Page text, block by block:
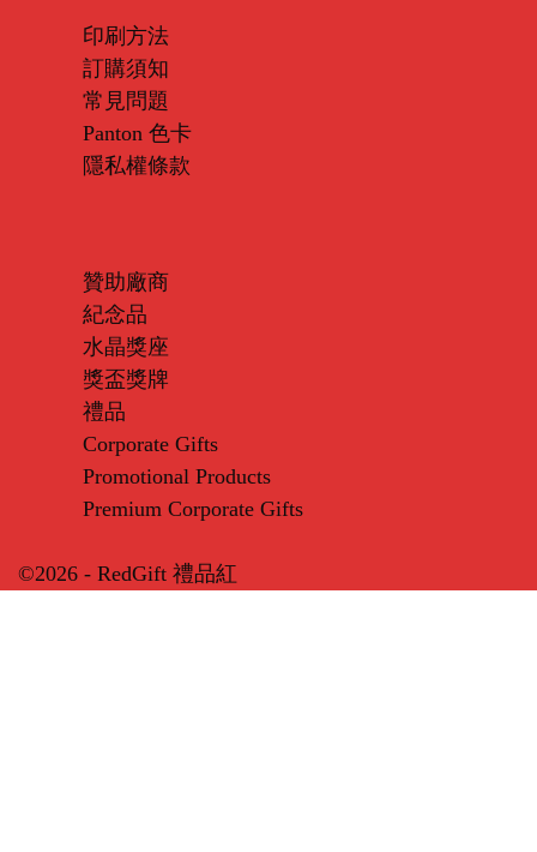
印刷方法
訂購須知
常見問題
Panton 色卡
隱私權條款
贊助廠商
紀念品
水晶獎座
獎盃獎牌
禮品
Corporate Gifts
Promotional Products
Premium Corporate Gifts
©2026 - RedGift 禮品紅